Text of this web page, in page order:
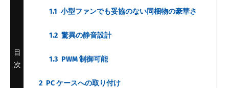
目
次
1.1 小型ファンでも妥協のない同梱物の豪華さ
1.2 驚異の静音設計
1.3 PWM 制御可能
2 PC ケースへの取り付け